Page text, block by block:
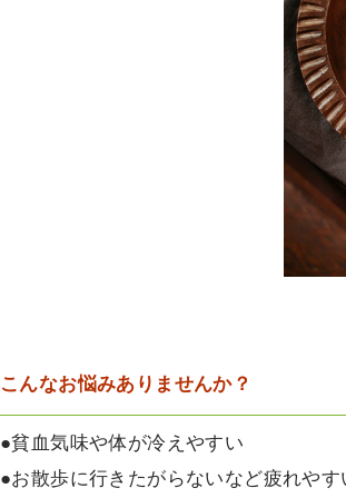
こんなお悩みありませんか？
●貧血気味や体が冷えやすい
●お散歩に行きたがらないなど疲れやす